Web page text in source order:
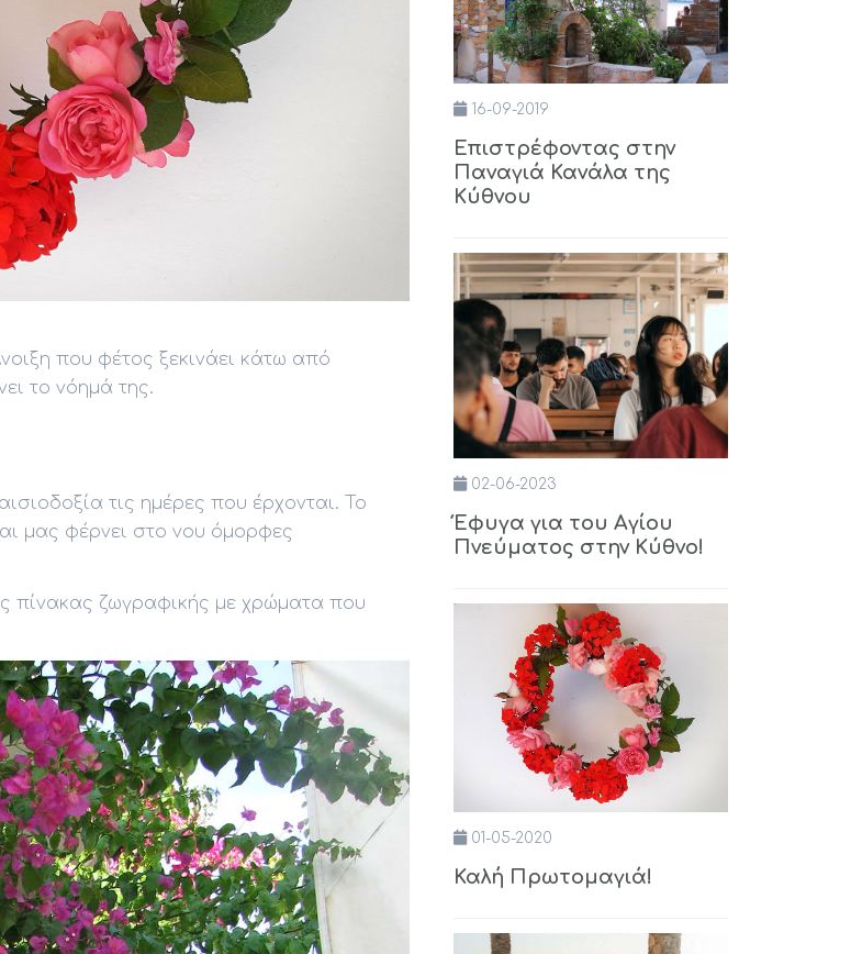
που φέτος ξεκινάει κάτω από
το νόημά της.
τις ημέρες που έρχονται. Το
μας φέρνει στο νου όμορφες
πίνακας ζωγραφικής με χρώματα που
16-09-2019
Επιστρέφοντας στην
Παναγιά Κανάλα της
Κύθνου
02-06-2023
Έφυγα για του Αγίου
Πνεύματος στην Κύθνο!
01-05-2020
Καλή Πρωτομαγιά!